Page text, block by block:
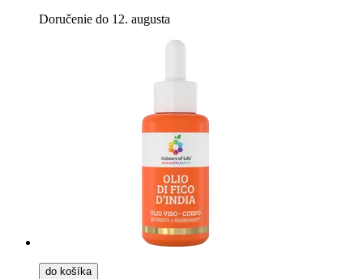
Doručenie do 12. augusta
do košíka